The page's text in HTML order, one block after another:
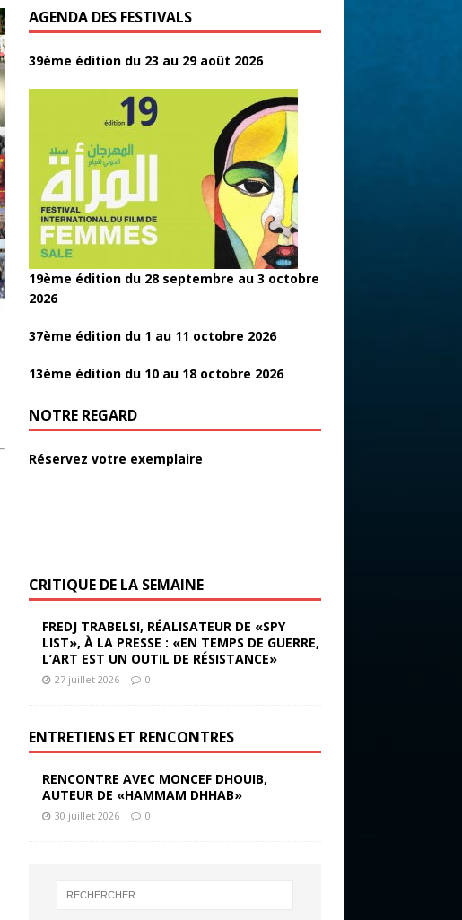
AGENDA DES FESTIVALS
39ème édition du 23 au 29 août 2026
19ème édition du 28 septembre au 3 octobre
2026
37ème édition du 1 au 11 octobre 2026
13ème édition du 10 au 18 octobre 2026
NOTRE REGARD
Réservez votre exemplaire
CRITIQUE DE LA SEMAINE
FREDJ TRABELSI, RÉALISATEUR DE «SPY
LIST», À LA PRESSE : «EN TEMPS DE GUERRE,
L’ART EST UN OUTIL DE RÉSISTANCE»
27 juillet 2026 0
ENTRETIENS ET RENCONTRES
RENCONTRE AVEC MONCEF DHOUIB,
AUTEUR DE «HAMMAM DHHAB»
30 juillet 2026 0